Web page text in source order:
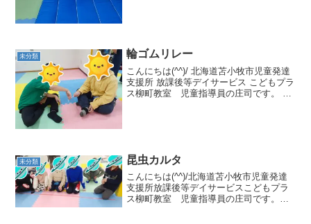
未分類 輪ゴムリレー
こんにちは(^^)/ 北海道苫小牧市児童発達
支援所 放課後等デイサービス こどもプラ
ス柳町教室 児童指導員の庄司です。 昨
未分類 昆虫カルタ
こんにちは(^^)/北海道苫小牧市児童発達
支援所放課後等デイサービスこどもプラ
ス柳町教室 児童指導員の庄司です。昨